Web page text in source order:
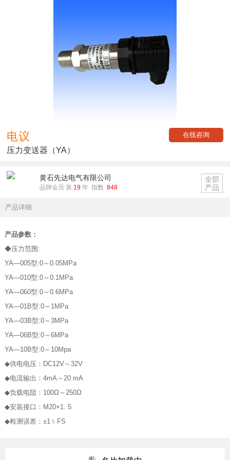
电议 在线咨询
压力变送器（YA）
黄石先达电气有限公司
品牌会员 第 19 年 指数 848
全部
产品
产品详细
产品参数：
◆压力范围:
YA—005型:0～0.05MPa
YA—010型:0～0.1MPa
YA—060型:0～0.6MPa
YA—01B型:0～1MPa
YA—03B型:0～3MPa
YA—06B型:0～6MPa
YA—10B型:0～10Mpa
◆供电电压：DC12V～32V
◆电流输出：4mA～20 mA
◆负载电阻：100Ω～250Ω
◆安装接口：M20×1. 5
◆检测误差：±1﹪FS